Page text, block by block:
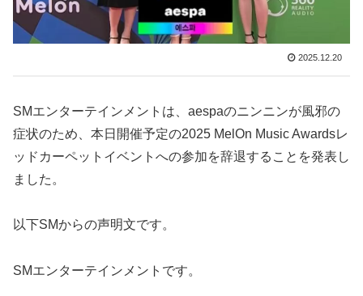
2025.12.20
SMエンターテインメントは、aespaのニンニンが風邪の
症状のため、本日開催予定の2025 MelOn Music Awardsレ
ッドカーペットイベントへの参加を辞退することを発表し
ました。
以下SMからの声明文です。
SMエンターテインメントです。